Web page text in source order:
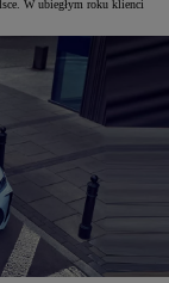
W ubiegłym roku klienci